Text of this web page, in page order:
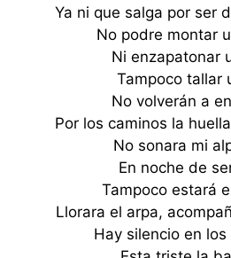
Ya ni que salga por ser
No podre montar
Ni enzapatonar
Tampoco tallar
No volverán a
Por los caminos la
No sonara mi
En noche de
Tampoco estará
Llorara el arpa,
Hay silencio en los